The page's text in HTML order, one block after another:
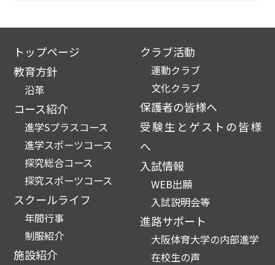
トップページ
教育方針
沿革
コース紹介
進学Sプラスコース
進学スポーツコース
探究総合コース
探究スポーツコース
スクールライフ
年間行事
制服紹介
施設紹介
クラブ活動
運動クラブ
文化クラブ
保護者の皆様へ
受験生とゲストの皆様
へ
入試情報
WEB出願
入試説明会等
進路サポート
大阪体育大学の内部進学
在校生の声